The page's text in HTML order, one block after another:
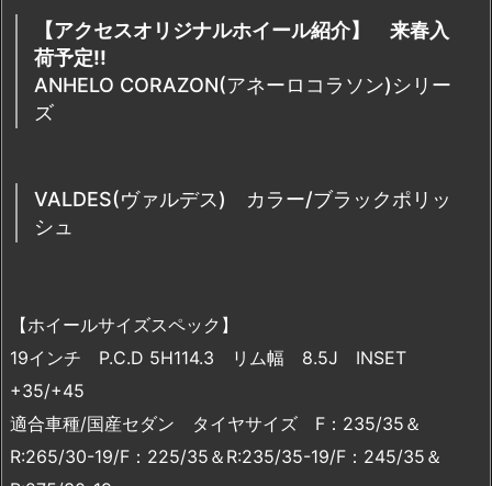
【アクセスオリジナルホイール紹介】 来春入
荷予定!!
ANHELO CORAZON(アネーロコラソン)シリー
ズ
VALDES(ヴァルデス) カラー/ブラックポリッ
シュ
【ホイールサイズスペック】
19インチ P.C.D 5H114.3 リム幅 8.5J INSET
+35/+45
適合車種/国産セダン タイヤサイズ F：235/35＆
R:265/30-19/F：225/35＆R:235/35-19/F：245/35＆